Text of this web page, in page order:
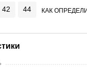
42 44 КАК